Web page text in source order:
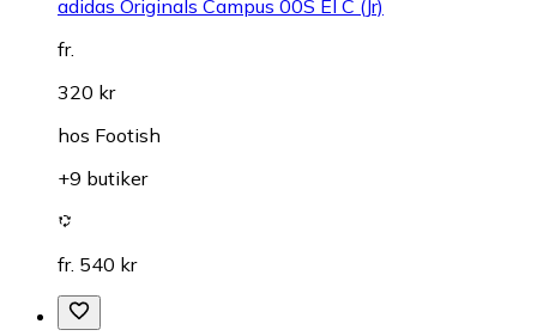
adidas Originals Campus 00S El C (Jr)
fr.
320 kr
hos Footish
+9 butiker
fr. 540 kr